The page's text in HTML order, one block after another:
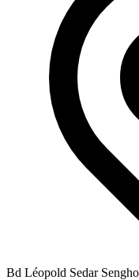
Bd Léopold Sedar